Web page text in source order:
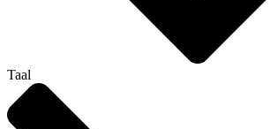
Taal